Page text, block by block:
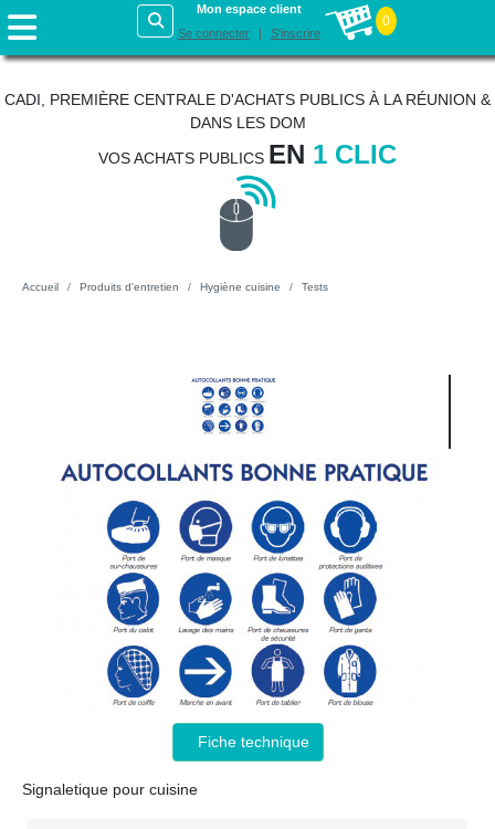
Mon espace client
Se connecter
S'inscrire
0
CADI, PREMIÈRE CENTRALE D'ACHATS PUBLICS À LA RÉUNION &
DANS LES DOM
VOS ACHATS PUBLICS EN 1 CLIC
Accueil Produits d'entretien Hygiène cuisine Tests
Fiche technique
Signaletique pour cuisine